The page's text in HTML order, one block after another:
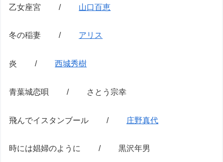
乙女座宮 / 山口百恵
冬の稲妻 / アリス
炎 /西城秀樹
青葉城恋唄 / さとう宗幸
飛んでイスタンブール / 庄野真代
時には娼婦のように / 黒沢年男